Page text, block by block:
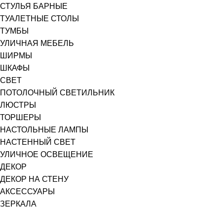
СТУЛЬЯ БАРНЫЕ
ТУАЛЕТНЫЕ СТОЛЫ
ТУМБЫ
УЛИЧНАЯ МЕБЕЛЬ
ШИРМЫ
ШКАФЫ
СВЕТ
ПОТОЛОЧНЫЙ СВЕТИЛЬНИК
ЛЮСТРЫ
ТОРШЕРЫ
НАСТОЛЬНЫЕ ЛАМПЫ
НАСТЕННЫЙ СВЕТ
УЛИЧНОЕ ОСВЕЩЕНИЕ
ДЕКОР
ДЕКОР НА СТЕНУ
АКСЕССУАРЫ
ЗЕРКАЛА